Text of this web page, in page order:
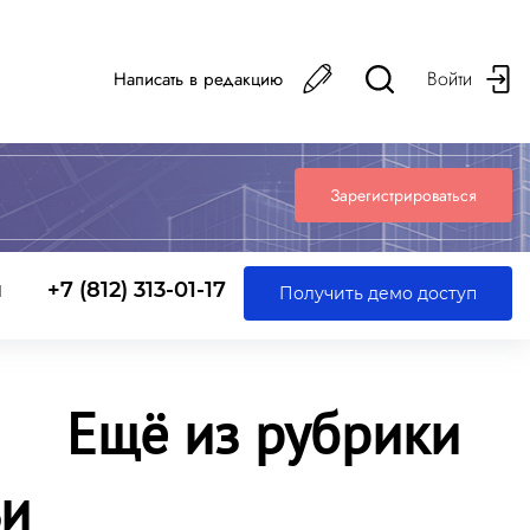
Написать в редакцию Войти
Зарегистрироваться
+7 (812) 313-01-17 Получить демо доступ
Ещё из рубрики